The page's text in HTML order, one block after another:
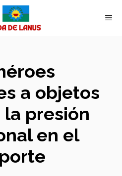
a objetos
la presión
en el